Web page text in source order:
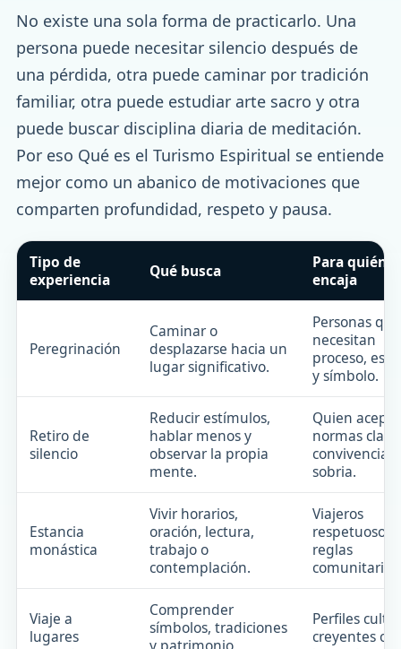
No existe una sola forma de practicarlo. Una
persona puede necesitar silencio después de
una pérdida, otra puede caminar por tradición
familiar, otra puede estudiar arte sacro y otra
puede buscar disciplina diaria de meditación.
Por eso Qué es el Turismo Espiritual se entiende
mejor como un abanico de motivaciones que
comparten profundidad, respeto y pausa.
Tipo de
experiencia
Qué busca
Para quién
encaja
Peregrinación
Caminar o
desplazarse hacia un
lugar significativo.
Personas que
necesitan
proceso,
y símbolo.
Retiro de
silencio
Reducir estímulos,
hablar menos y
observar la propia
mente.
Quien acepta
normas
convivencia
sobria.
Estancia
monástica
Vivir horarios,
oración, lectura,
trabajo o
contemplación.
Viajeros
respetuosos
reglas
comunitarias.
Viaje a
lugares
Comprender
símbolos, tradiciones
Perfiles
creyentes o